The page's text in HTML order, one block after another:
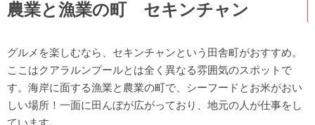
農業と漁業の町 セキンチャン
グルメを楽しむなら、セキンチャンという田舎町がおすすめ。
ここはクアラルンプールとは全く異なる雰囲気のスポットで
す。海岸に面する漁業と農業の町で、シーフードとお米がおい
しい場所！一面に田んぼが広がっており、地元の人が仕事をし
ています。